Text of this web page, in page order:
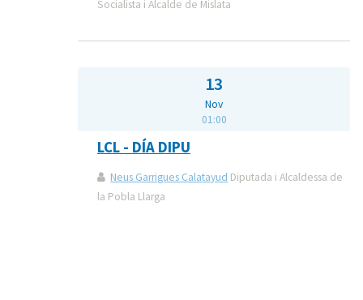
Socialista i Alcalde de Mislata
13
Nov
01:00
LCL - DÍA DIPU
Neus Garrigues Calatayud Diputada i Alcaldessa de
la Pobla Llarga